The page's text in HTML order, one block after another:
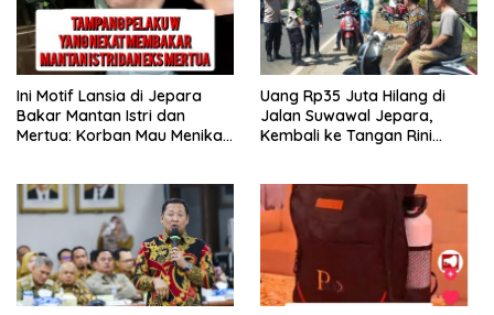
Ini Motif Lansia di Jepara
Bakar Mantan Istri dan
Mertua: Korban Mau Menikah
Uang Rp35 Juta Hilang di
Jalan Suwawal Jepara,
Kembali ke Tangan Rini